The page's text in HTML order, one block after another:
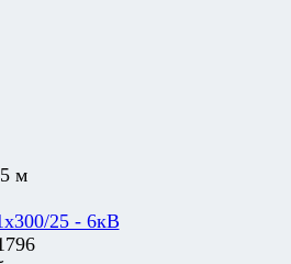
м
25 - 6кВ